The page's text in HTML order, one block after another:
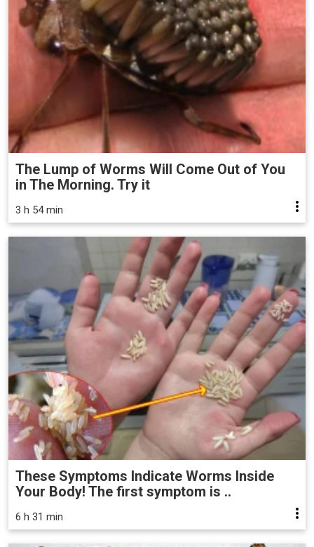
The Lump of Worms Will Come Out of You
in The Morning. Try it
3 h 54 min
These Symptoms Indicate Worms Inside
Your Body! The first symptom is ..
6 h 31 min